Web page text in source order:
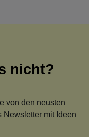
nicht?
von den neusten
Newsletter mit Ideen